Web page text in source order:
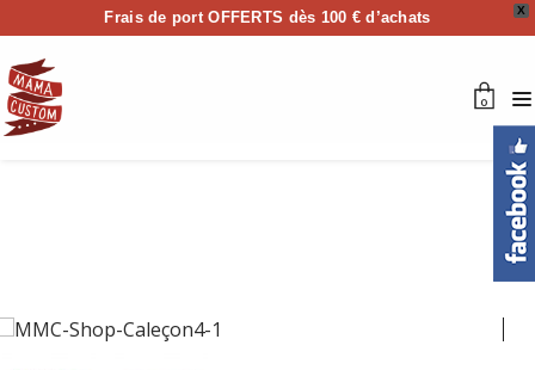
X
Frais de port OFFERTS dès 100 € d’achats
0